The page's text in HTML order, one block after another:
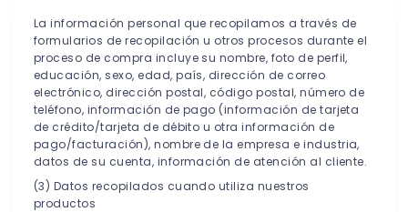
La información personal que recopilamos a través de
formularios de recopilación u otros procesos durante el
proceso de compra incluye su nombre, foto de perfil,
educación, sexo, edad, país, dirección de correo
electrónico, dirección postal, código postal, número de
teléfono, información de pago (información de tarjeta
de crédito/tarjeta de débito u otra información de
pago/facturación), nombre de la empresa e industria,
datos de su cuenta, información de atención al cliente.
(3) Datos recopilados cuando utiliza nuestros
productos